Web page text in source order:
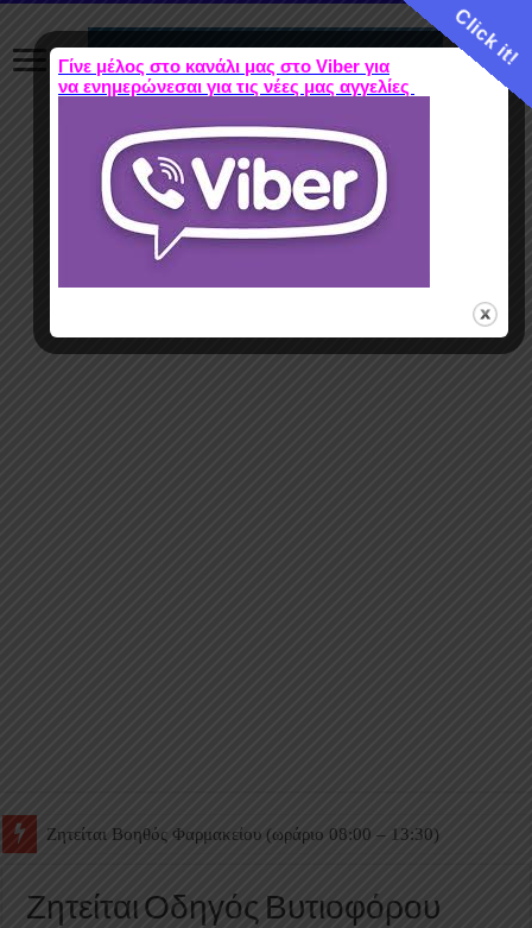
Ζητείται Βοηθός Θαλάμου
Ζητείται Οδηγός Βυτιοφόρου
Click it!
Γίνε μέλος στο κανάλι μας στο Viber για
να ενημερώνεσαι για τις νέες μας αγγελίες